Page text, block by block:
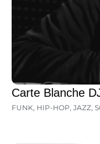
Carte Blanche
FUNK, HIP-HOP, JAZZ,